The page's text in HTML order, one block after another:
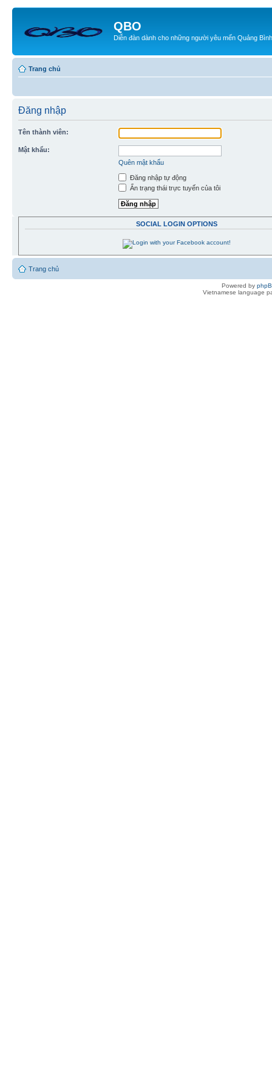
QBO
Diễn đàn dành cho những người yêu mến Quảng Bình
Trang chủ
Đăng nhập
Tên thành viên:
Mật khẩu:
Quên mật khẩu
Đăng nhập tự động
Ẩn trạng thái trực tuyến của tôi
SOCIAL LOGIN OPTIONS
Trang chủ
Powered by
Vietnamese language